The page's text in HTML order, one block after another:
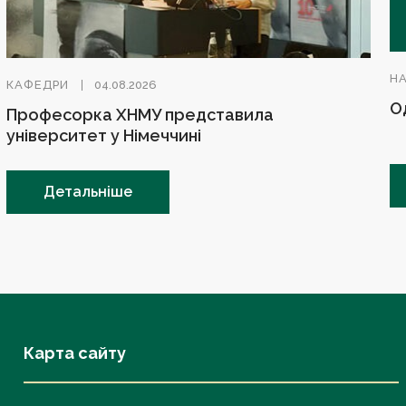
КАФЕДРИ 04.08.2026
Професорка ХНМУ представила
університет у Німеччині
Детальніше
Карта сайту